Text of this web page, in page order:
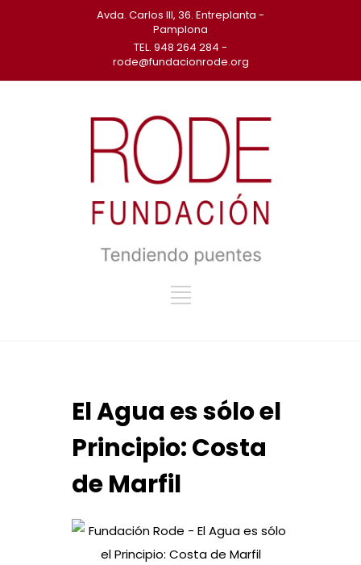
Avda. Carlos III, 36. Entreplanta -
Pamplona
TEL. 948 264 284 -
rode@fundacionrode.org
El Agua es sólo el
Principio: Costa
de Marfil